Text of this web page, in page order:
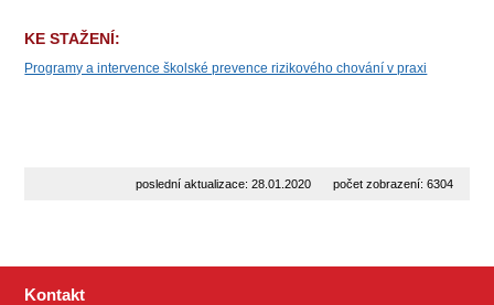
KE STAŽENÍ:
Programy a intervence školské prevence rizikového chování v praxi
počet zobrazení: 6304
poslední aktualizace: 28.01.2020
Kontakt